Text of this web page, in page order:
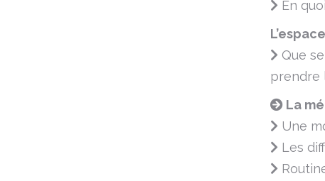
En
Que
prendre
La
Une
Les